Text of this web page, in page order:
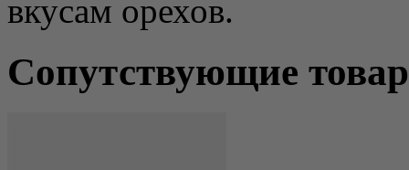
вкусам орехов.
Сопутствующие